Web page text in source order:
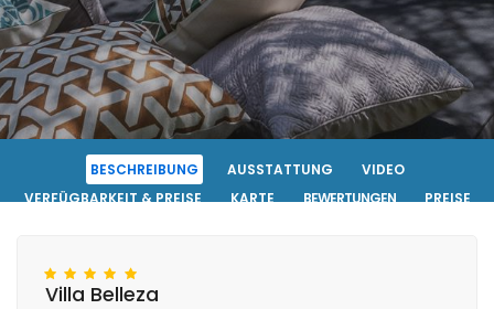
BESCHREIBUNG AUSSTATTUNG
VIDEO
VERFÜGBARKEIT & PREISE
KARTE BEWERTUNGEN
PREISE
Villa Belleza